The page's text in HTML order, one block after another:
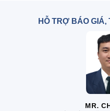
HỖ TRỢ BÁO
MR.